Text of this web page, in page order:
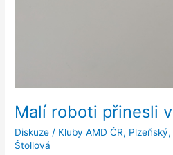
Malí roboti přinesli
Diskuze / Kluby AMD ČR, Plzeňský,
Štollová